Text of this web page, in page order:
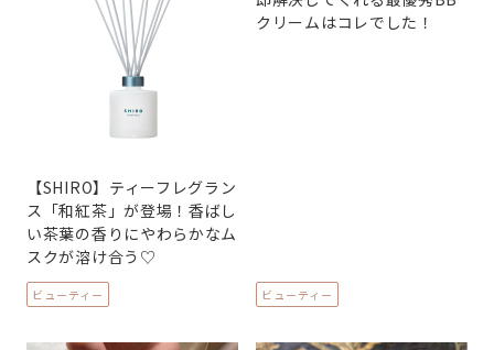
【SHIRO】ティーフレグラン
ス「和紅茶」が登場！香ばし
い茶葉の香りにやわらかなム
スクが溶け合う♡
ビューティー
クリームはコレでした！
ビューティー